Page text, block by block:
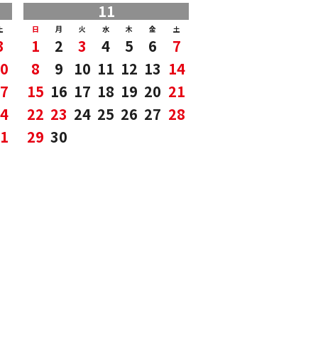
11
日 月 火 水 木 金 土
1 2 3 4 5 6
7
8
9 10 11 12 13 14
15 16 17 18 19 20 21
22 23 24 25 26 27 28
29 30